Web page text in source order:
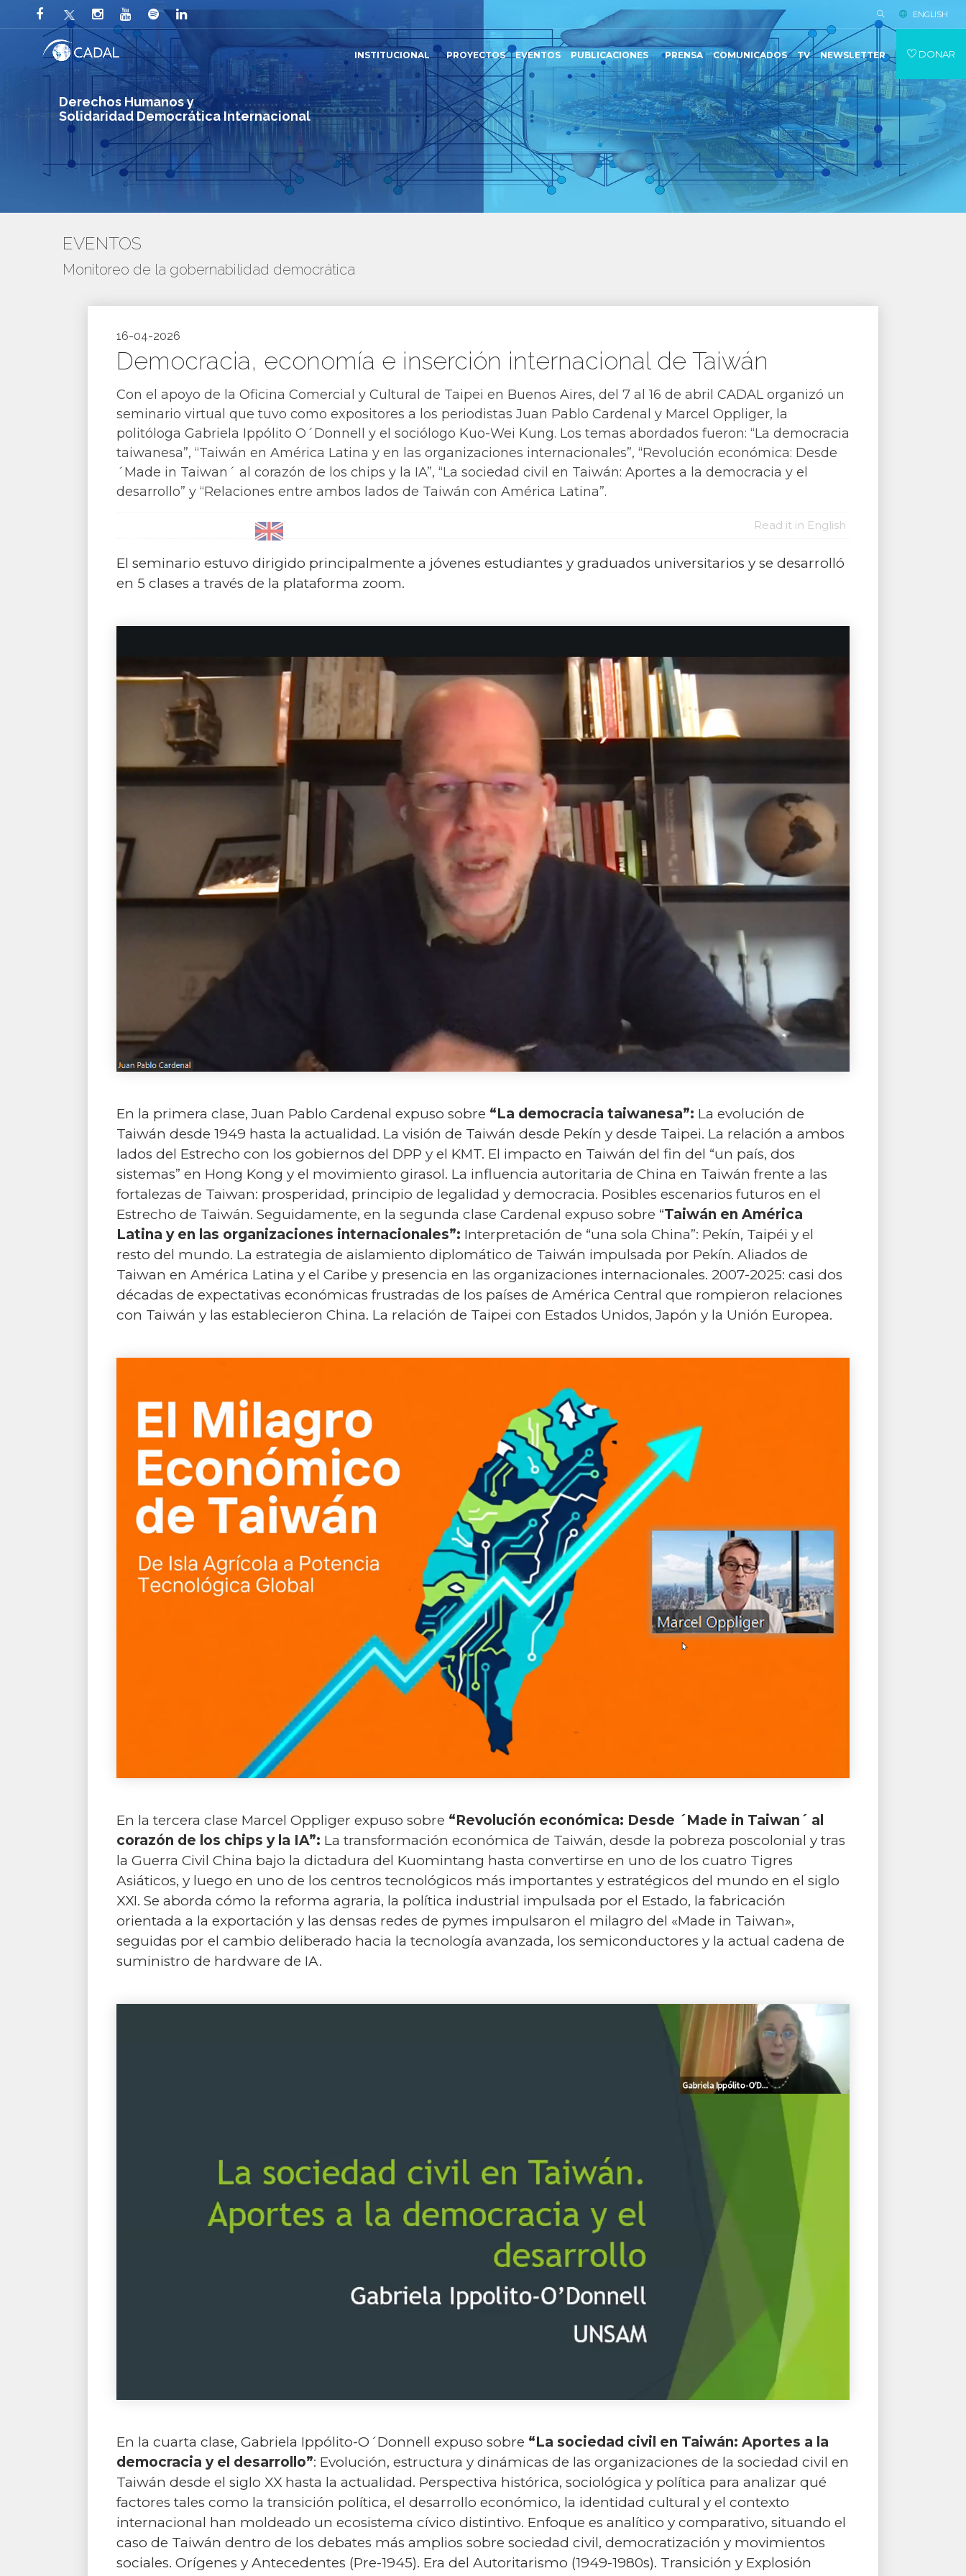
Derechos Humanos y
Solidaridad Democrática Internacional
ENGLISH
INSTITUCIONAL PROYECTOS EVENTOS PUBLICACIONES PRENSA COMUNICADOS TV NEWSLETTER DONAR
EVENTOS
Monitoreo de la gobernabilidad democrática
16-04-2026
Democracia, economía e inserción internacional de Taiwán
Con el apoyo de la Oficina Comercial y Cultural de Taipei en Buenos Aires, del 7 al 16 de abril CADAL organizó un
seminario virtual que tuvo como expositores a los periodistas Juan Pablo Cardenal y Marcel Oppliger, la
politóloga Gabriela Ippólito O´Donnell y el sociólogo Kuo-Wei Kung. Los temas abordados fueron: “La democracia
taiwanesa”, “Taiwán en América Latina y en las organizaciones internacionales”, “Revolución económica: Desde
´Made in Taiwan´ al corazón de los chips y la IA”, “La sociedad civil en Taiwán: Aportes a la democracia y el
desarrollo” y “Relaciones entre ambos lados de Taiwán con América Latina”.
Read it in English
El seminario estuvo dirigido principalmente a jóvenes estudiantes y graduados universitarios y se desarrolló
en 5 clases a través de la plataforma zoom.
En la primera clase, Juan Pablo Cardenal expuso sobre “La democracia taiwanesa”: La evolución de
Taiwán desde 1949 hasta la actualidad. La visión de Taiwán desde Pekín y desde Taipei. La relación a ambos
lados del Estrecho con los gobiernos del DPP y el KMT. El impacto en Taiwán del fin del “un país, dos
sistemas” en Hong Kong y el movimiento girasol. La influencia autoritaria de China en Taiwán frente a las
fortalezas de Taiwan: prosperidad, principio de legalidad y democracia. Posibles escenarios futuros en el
Estrecho de Taiwán. Seguidamente, en la segunda clase Cardenal expuso sobre “Taiwán en América
Latina y en las organizaciones internacionales”: Interpretación de “una sola China”: Pekín, Taipéi y el
resto del mundo. La estrategia de aislamiento diplomático de Taiwán impulsada por Pekín. Aliados de
Taiwan en América Latina y el Caribe y presencia en las organizaciones internacionales. 2007-2025: casi dos
décadas de expectativas económicas frustradas de los países de América Central que rompieron relaciones
con Taiwán y las establecieron China. La relación de Taipei con Estados Unidos, Japón y la Unión Europea.
En la tercera clase Marcel Oppliger expuso sobre “Revolución económica: Desde ´Made in Taiwan´ al
corazón de los chips y la IA”: La transformación económica de Taiwán, desde la pobreza poscolonial y tras
la Guerra Civil China bajo la dictadura del Kuomintang hasta convertirse en uno de los cuatro Tigres
Asiáticos, y luego en uno de los centros tecnológicos más importantes y estratégicos del mundo en el siglo
XXI. Se aborda cómo la reforma agraria, la política industrial impulsada por el Estado, la fabricación
orientada a la exportación y las densas redes de pymes impulsaron el milagro del «Made in Taiwan»,
seguidas por el cambio deliberado hacia la tecnología avanzada, los semiconductores y la actual cadena de
suministro de hardware de IA.
En la cuarta clase, Gabriela Ippólito-O´Donnell expuso sobre “La sociedad civil en Taiwán: Aportes a la
democracia y el desarrollo”: Evolución, estructura y dinámicas de las organizaciones de la sociedad civil en
Taiwán desde el siglo XX hasta la actualidad. Perspectiva histórica, sociológica y política para analizar qué
factores tales como la transición política, el desarrollo económico, la identidad cultural y el contexto
internacional han moldeado un ecosistema cívico distintivo. Enfoque es analítico y comparativo, situando el
caso de Taiwán dentro de los debates más amplios sobre sociedad civil, democratización y movimientos
sociales. Orígenes y Antecedentes (Pre-1945). Era del Autoritarismo (1949-1980s). Transición y Explosión